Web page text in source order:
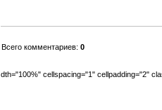
Всего комментариев: 0
dth="100%" cellspacing="1" cellpadding="2"